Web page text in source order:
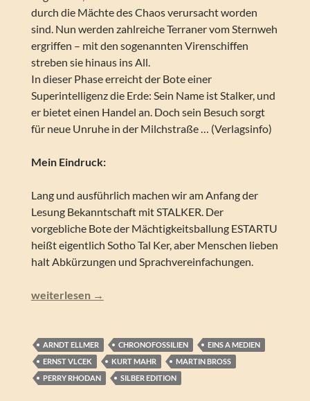
durch die Mächte des Chaos verursacht worden
sind. Nun werden zahlreiche Terraner vom Sternweh
ergriffen – mit den sogenannten Virenschiffen
streben sie hinaus ins All.
In dieser Phase erreicht der Bote einer
Superintelligenz die Erde: Sein Name ist Stalker, und
er bietet einen Handel an. Doch sein Besuch sorgt
für neue Unruhe in der Milchstraße … (Verlagsinfo)
Mein Eindruck:
Lang und ausführlich machen wir am Anfang der
Lesung Bekanntschaft mit STALKER. Der
vorgebliche Bote der Mächtigkeitsballung ESTARTU
heißt eigentlich Sotho Tal Ker, aber Menschen lieben
halt Abkürzungen und Sprachvereinfachungen.
Perry Rhodan – Stalker (Silber Edition 150)
weiterlesen →
ARNDT ELLMER CHRONOFOSSILIEN
EINS A MEDIEN
ERNST VLCEK
KURT MAHR
MARTIN BROSS
PERRY RHODAN
SILBER EDITION